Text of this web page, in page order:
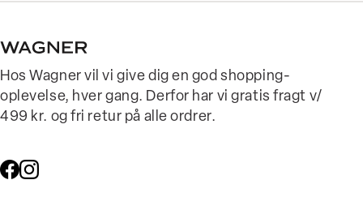
Hos Wagner vil vi give dig en god shopping-
oplevelse, hver gang. Derfor har vi gratis fragt v/
499 kr. og fri retur på alle ordrer.